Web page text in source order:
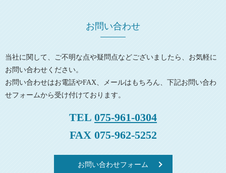
お問い合わせ
当社に関して、ご不明な点や疑問点などございましたら、お気軽に
お問い合わせください。
お問い合わせはお電話やFAX、メールはもちろん、下記お問い合わ
せフォームから受け付けております。
TEL 075-961-0304
FAX 075-962-5252
お問い合わせフォーム